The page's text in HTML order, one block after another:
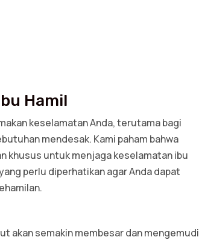
Hamil
keselamatan Anda, terutama bagi
mendesak. Kami paham bahwa
khusus untuk menjaga keselamatan ibu
perlu diperhatikan agar Anda dapat
akan semakin membesar dan mengemudi